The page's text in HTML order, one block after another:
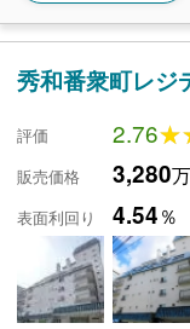
秀和番衆町レジ
評価 2.76
販売価格 3,280
表面利回り 4.54％